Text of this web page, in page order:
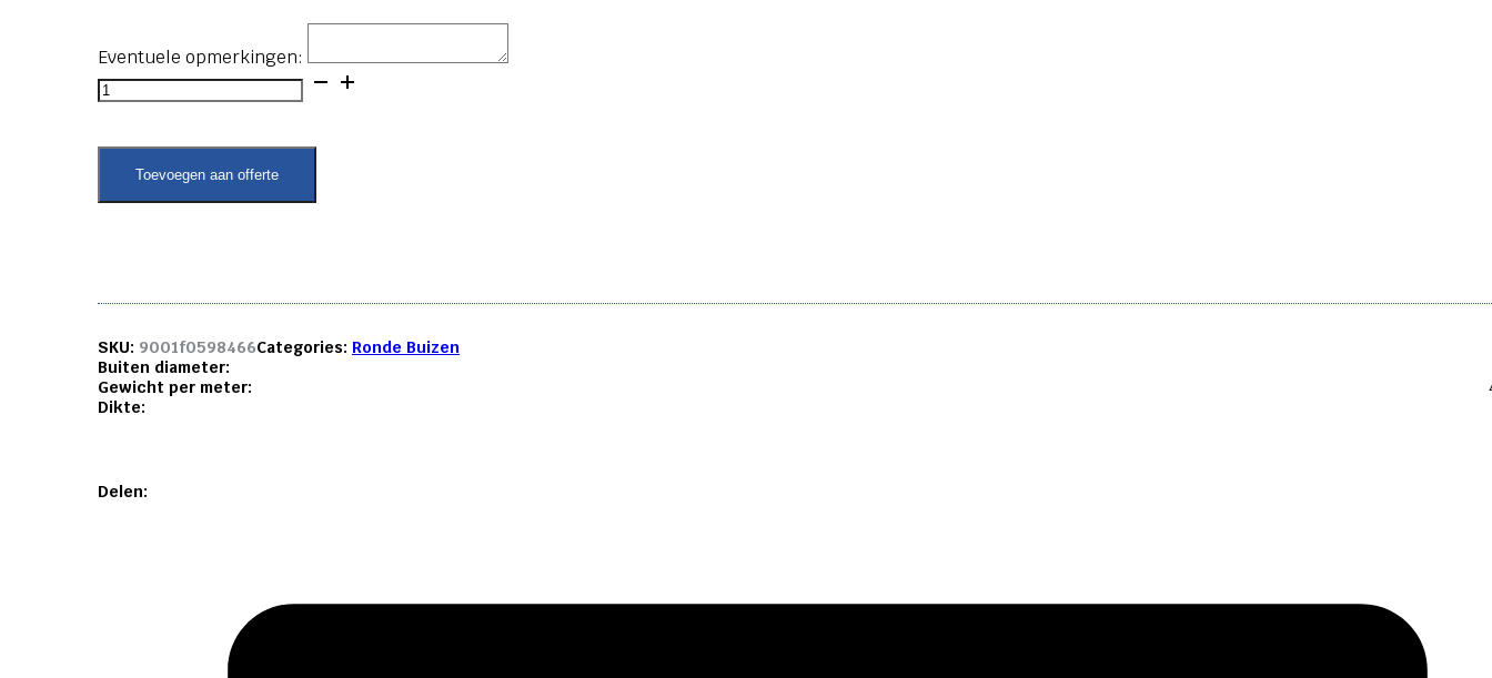
Eventuele opmerkingen:
Ronde
buis
133x4
aantalToevoegen aan offerte
SKU: 9001f0598466Categories: Ronde Buizen
Buiten diameter:
Gewicht per meter:
Dikte:
Delen: